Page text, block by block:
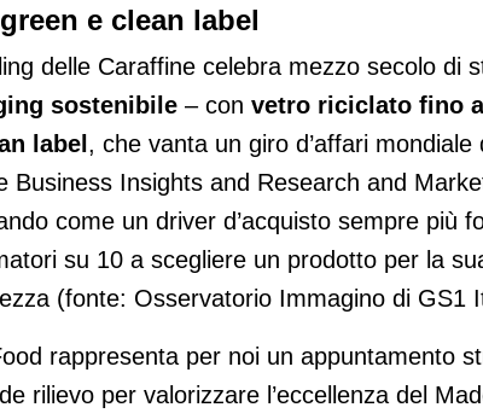
e clean label
delle Caraffine celebra mezzo secolo di
sostenibile – con vetro riciclato fino
label , che vanta un giro d’affari mondiale
Business Insights and Research and
come un driver d’acquisto sempre più
su 10 a scegliere un prodotto per la
(fonte: Osservatorio Immagino di GS1
rappresenta per noi un appuntamento
rilievo per valorizzare l’eccellenza del